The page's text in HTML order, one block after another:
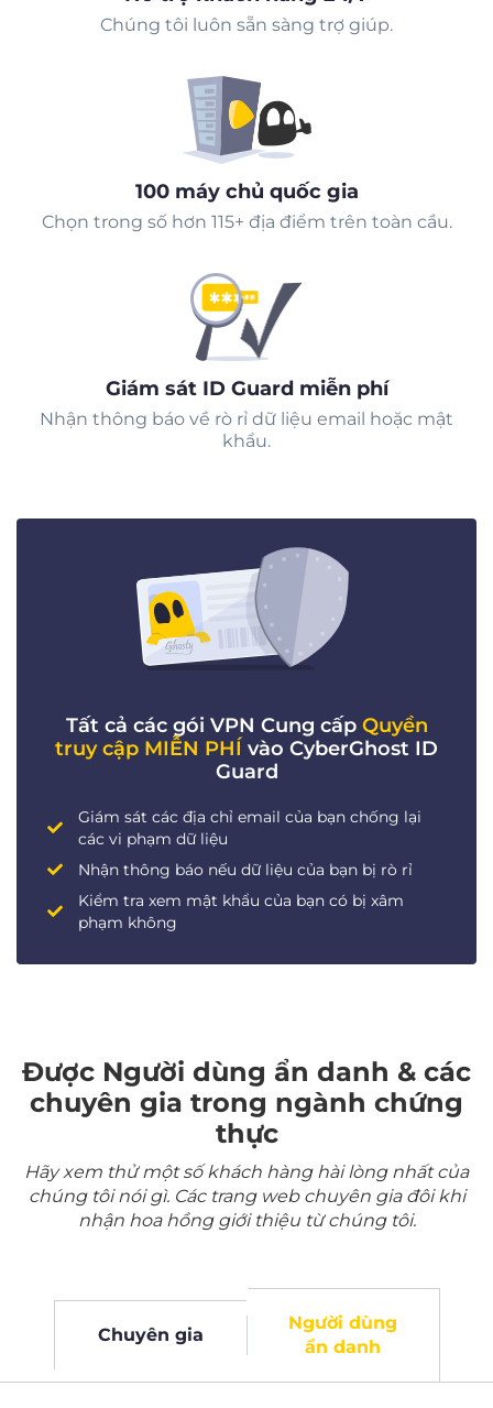
Chúng tôi luôn sẵn sàng trợ giúp.
100 máy chủ quốc gia
Chọn trong số hơn 115+ địa điểm trên toàn cầu.
Giám sát ID Guard miễn phí
Nhận thông báo về rò rỉ dữ liệu email hoặc mật
khẩu.
Tất cả các gói VPN Cung cấp Quyền
truy cập MIỄN PHÍ vào CyberGhost ID
Guard
Giám sát các địa chỉ email của bạn chống lại
các vi phạm dữ liệu
Nhận thông báo nếu dữ liệu của bạn bị rò rỉ
Kiểm tra xem mật khẩu của bạn có bị xâm
phạm không
Được Người dùng ẩn danh & các
chuyên gia trong ngành chứng
thực
Hãy xem thử một số khách hàng hài lòng nhất của
chúng tôi nói gì. Các trang web chuyên gia đôi khi
nhận hoa hồng giới thiệu từ chúng tôi.
Chuyên gia
Người dùng
ẩn danh